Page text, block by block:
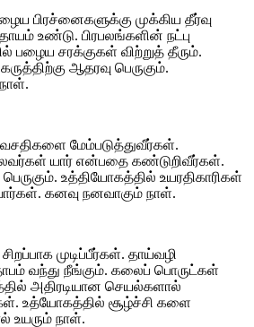
பிரச்னைகளுக்கு முக்கிய தீர்வு
உண்டு. பிரபலங்களின் நட்பு
பழைய சரக்குகள் விற்றுத் தீரும்.
ஆதரவு பெருகும்.
வசதிகளை மேம்படுத்துவீர்கள்.
யார் என்பதை கண்டுறிவீர்கள்.
உத்தியோகத்தில் உயரதிகாரிகள்
கனவு நனவாகும் நாள்.
முடிப்பீர்கள். தாய்வழி
வந்து நீங்கும். கலைப் பொருட்கள்
அதிரடியான செயல்களால்
உத்யோகத்தில் சூழ்ச்சி களை
உயரும் நாள்.